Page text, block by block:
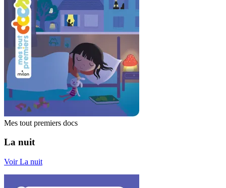
Mes tout premiers docs
La nuit
Voir La nuit